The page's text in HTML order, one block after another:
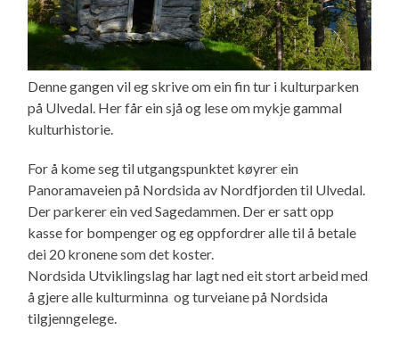
Denne gangen vil eg skrive om ein fin tur i kulturparken
på Ulvedal. Her får ein sjå og lese om mykje gammal
kulturhistorie.
For å kome seg til utgangspunktet køyrer ein
Panoramaveien på Nordsida av Nordfjorden til Ulvedal.
Der parkerer ein ved Sagedammen. Der er satt opp
kasse for bompenger og eg oppfordrer alle til å betale
dei 20 kronene som det koster.
Nordsida Utviklingslag har lagt ned eit stort arbeid med
å gjere alle kulturminna og turveiane på Nordsida
tilgjenngelege.